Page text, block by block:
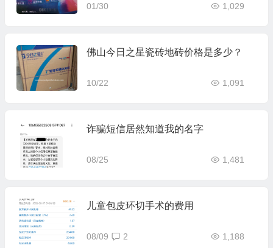
01/30 1,029
佛山今日之星瓷砖地砖价格是多少？
10/22 1,091
诈骗短信居然知道我的名字
08/25 1,481
儿童包皮环切手术的费用
08/09 1,188
2